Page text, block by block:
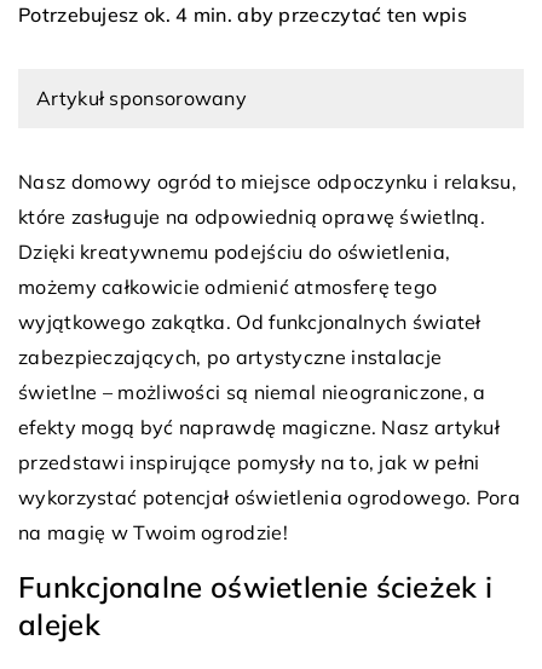
Potrzebujesz ok. 4 min. aby przeczytać ten wpis
Artykuł sponsorowany
Nasz domowy ogród to miejsce odpoczynku i relaksu,
które zasługuje na odpowiednią oprawę świetlną.
Dzięki kreatywnemu podejściu do oświetlenia,
możemy całkowicie odmienić atmosferę tego
wyjątkowego zakątka. Od funkcjonalnych świateł
zabezpieczających, po artystyczne instalacje
świetlne – możliwości są niemal nieograniczone, a
efekty mogą być naprawdę magiczne. Nasz artykuł
przedstawi inspirujące pomysły na to, jak w pełni
wykorzystać potencjał oświetlenia ogrodowego. Pora
na magię w Twoim ogrodzie!
Funkcjonalne oświetlenie ścieżek i
alejek